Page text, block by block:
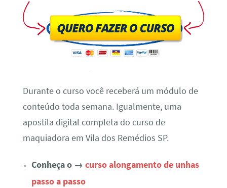
Durante o curso você receberá um módulo de
conteúdo toda semana. Igualmente, uma
apostila digital completa do curso de
maquiadora em Vila dos Remédios SP.
Conheça o → curso alongamento de unhas
passo a passo